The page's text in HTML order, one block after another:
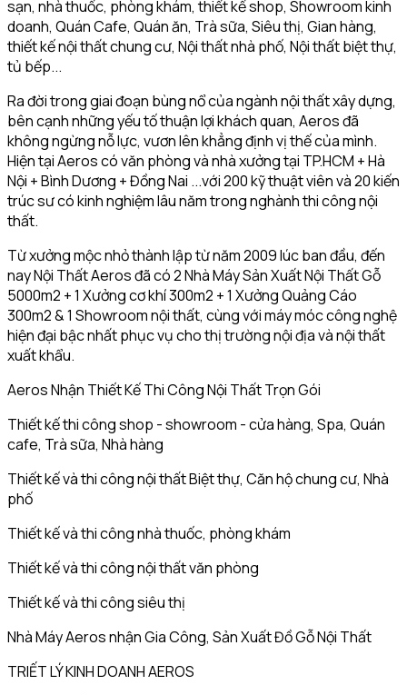
sạn, nhà thuốc, phòng khám, thiết kế shop, Showroom kinh
doanh, Quán Cafe, Quán ăn, Trà sữa, Siêu thị, Gian hàng,
thiết kế nội thất chung cư, Nội thất nhà phố, Nội thất biệt thự,
tủ bếp...
Ra đời trong giai đoạn bùng nổ của ngành nội thất xây dựng,
bên cạnh những yếu tố thuận lợi khách quan, Aeros đã
không ngừng nỗ lực, vươn lên khẳng định vị thế của mình.
Hiện tại Aeros có văn phòng và nhà xưởng tại TP.HCM + Hà
Nội + Bình Dương + Đồng Nai ...với 200 kỹ thuật viên và 20 kiến
trúc sư có kinh nghiệm lâu năm trong nghành thi công nội
thất.
Từ xưởng mộc nhỏ thành lập từ năm 2009 lúc ban đầu, đến
nay Nội Thất Aeros đã có 2 Nhà Máy Sản Xuất Nội Thất Gỗ
5000m2 + 1 Xưởng cơ khí 300m2 + 1 Xưởng Quảng Cáo
300m2 & 1 Showroom nội thất, cùng với máy móc công nghệ
hiện đại bậc nhất phục vụ cho thị trường nội địa và nội thất
xuất khẩu.
Aeros Nhận Thiết Kế Thi Công Nội Thất Trọn Gói
Thiết kế thi công shop - showroom - cửa hàng, Spa, Quán
cafe, Trà sữa, Nhà hàng
Thiết kế và thi công nội thất Biệt thự, Căn hộ chung cư, Nhà
phố
Thiết kế và thi công nhà thuốc, phòng khám
Thiết kế và thi công nội thất văn phòng
Thiết kế và thi công siêu thị
Nhà Máy Aeros nhận Gia Công, Sản Xuất Đồ Gỗ Nội Thất
TRIẾT LÝ KINH DOANH AEROS